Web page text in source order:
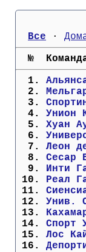
Лига
Все ·
№
  1.
  2.
  3.
  4.
Унион
  5.
  6.
  7.
Леон
  8.
  9.
10.
Реал
11.
12. Унив.
13.
14.
15. Лос
16.